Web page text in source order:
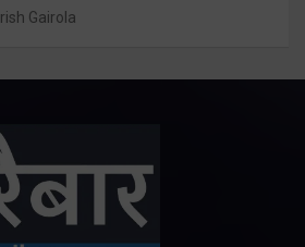
Gairola